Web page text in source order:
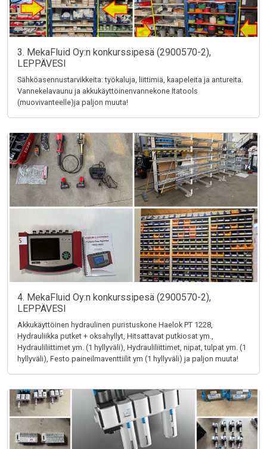
3. MekaFluid Oy:n konkurssipesä (2900570-2),
LEPPÄVESI
Sähköasennustarvikkeita: työkaluja, liittimiä, kaapeleita ja antureita.
Vannekelavaunu ja akkukäyttöinenvannekone Itatools
(muovivanteelle)ja paljon muuta!
4. MekaFluid Oy:n konkurssipesä (2900570-2),
LEPPÄVESI
Akkukäyttöinen hydraulinen puristuskone Haelok PT 1228,
Hydrauliikka putket + oksahyllyt, Hitsattavat putkiosat ym.,
Hydrauliliittimet ym. (1 hyllyväli), Hydrauliliittimet, nipat, tulpat ym. (1
hyllyväli), Festo paineilmaventtiilit ym (1 hyllyväli) ja paljon muuta!